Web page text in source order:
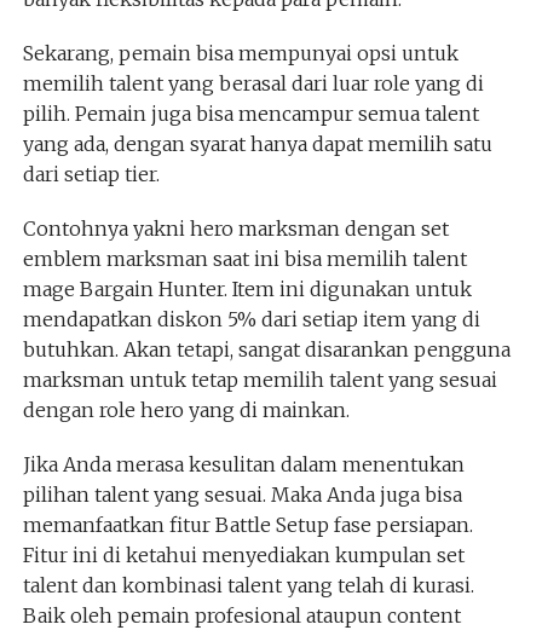
Sekarang, pemain bisa mempunyai opsi untuk
memilih talent yang berasal dari luar role yang di
pilih. Pemain juga bisa mencampur semua talent
yang ada, dengan syarat hanya dapat memilih satu
dari setiap tier.
Contohnya yakni hero marksman dengan set
emblem marksman saat ini bisa memilih talent
mage Bargain Hunter. Item ini digunakan untuk
mendapatkan diskon 5% dari setiap item yang di
butuhkan. Akan tetapi, sangat disarankan pengguna
marksman untuk tetap memilih talent yang sesuai
dengan role hero yang di mainkan.
Jika Anda merasa kesulitan dalam menentukan
pilihan talent yang sesuai. Maka Anda juga bisa
memanfaatkan fitur Battle Setup fase persiapan.
Fitur ini di ketahui menyediakan kumpulan set
talent dan kombinasi talent yang telah di kurasi.
Baik oleh pemain profesional ataupun content